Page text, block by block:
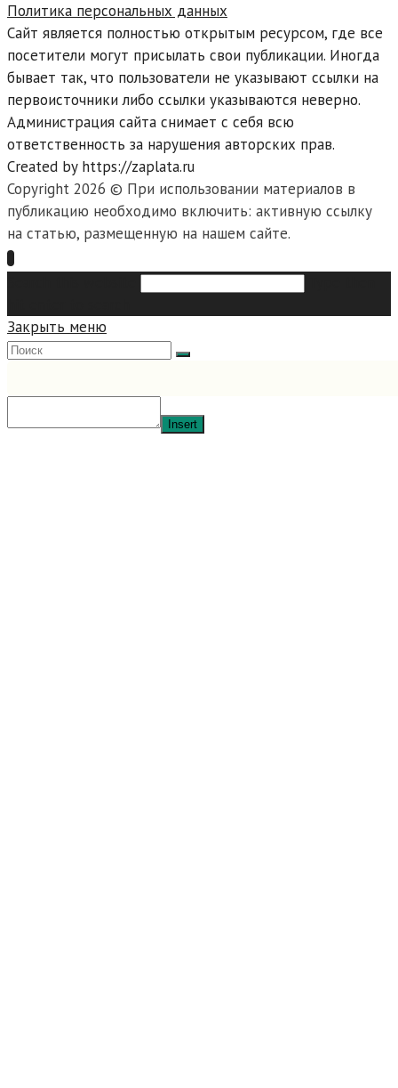
Политика персональных данных
Сайт является полностью открытым ресурсом, где все
посетители могут присылать свои публикации. Иногда
бывает так, что пользователи не указывают ссылки на
первоисточники либо ссылки указываются неверно.
Администрация сайта снимает с себя всю
ответственность за нарушения авторских прав.
Created by https://zaplata.ru
Copyright 2026 © При использовании материалов в
публикацию необходимо включить: активную ссылку
на статью, размещенную на нашем сайте.
Закрыть меню
Insert